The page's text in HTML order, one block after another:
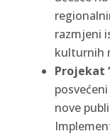
razmjeni
kulturnih
Projekat
nove